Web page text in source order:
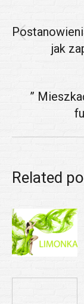
wpisów
jak
”
Related